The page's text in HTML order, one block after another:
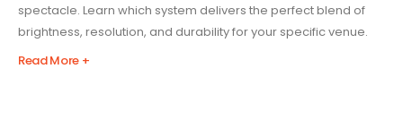
spectacle. Learn which system delivers the perfect blend of
brightness, resolution, and durability for your specific venue.
Read More +